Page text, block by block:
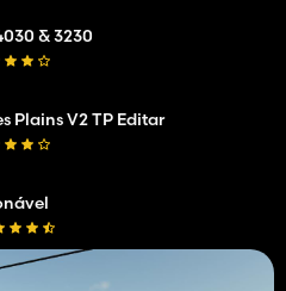
& 3230
Plains V2 TP Editar